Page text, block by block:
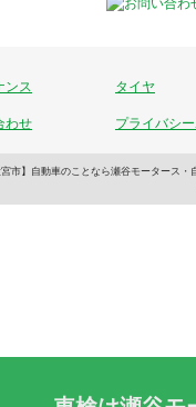
ンス タイヤ
わせ プライバシ
】自動車のことなら瀬谷モータース